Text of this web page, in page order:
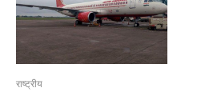
राष्ट्रीय